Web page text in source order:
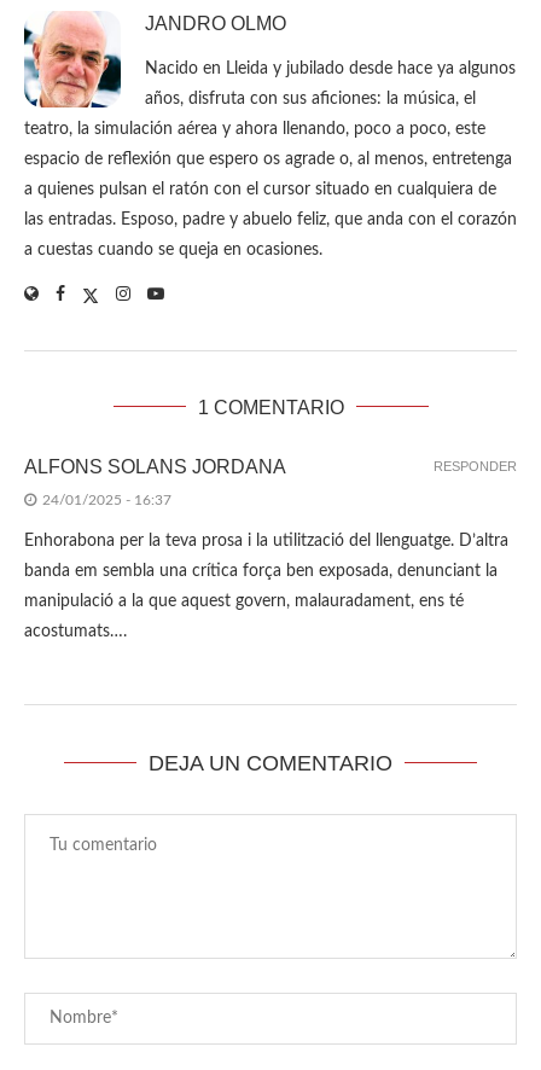
JANDRO OLMO
Nacido en Lleida y jubilado desde hace ya algunos
años, disfruta con sus aficiones: la música, el
teatro, la simulación aérea y ahora llenando, poco a poco, este
espacio de reflexión que espero os agrade o, al menos, entretenga
a quienes pulsan el ratón con el cursor situado en cualquiera de
las entradas. Esposo, padre y abuelo feliz, que anda con el corazón
a cuestas cuando se queja en ocasiones.
1 COMENTARIO
ALFONS SOLANS JORDANA
24/01/2025 - 16:37
Enhorabona per la teva prosa i la utilització del llenguatge. D’altra
banda em sembla una crítica força ben exposada, denunciant la
manipulació a la que aquest govern, malauradament, ens té
acostumats….
RESPONDER
DEJA UN COMENTARIO